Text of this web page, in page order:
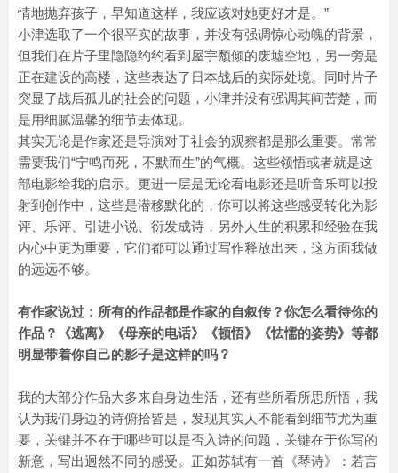
情地抛弃孩子，早知道这样，我应该对她更好才是。”
小津选取了一个很平实的故事，并没有强调惊心动魄的背景，
但我们在片子里隐隐约约看到屋宇颓倾的废墟空地，另一旁是
正在建设的高楼，这些表达了日本战后的实际处境。同时片子
突显了战后孤儿的社会的问题，小津并没有强调其间苦楚，而
是用细腻温馨的细节去体现。
其实无论是作家还是导演对于社会的观察都是那么重要。常常
需要我们“宁鸣而死，不默而生”的气概。这些领悟或者就是这
部电影给我的启示。更进一层是无论看电影还是听音乐可以投
射到创作中，这些是潜移默化的，你可以将这些感受转化为影
评、乐评、引进小说、衍发成诗，另外人生的积累和经验在我
内心中更为重要，它们都可以通过写作释放出来，这方面我做
的远远不够。
有作家说过：所有的作品都是作家的自叙传？你怎么看待你的
作品？《逃离》《母亲的电话》《顿悟》《怯懦的姿势》等都
明显带着你自己的影子是这样的吗？
我的大部分作品大多来自身边生活，还有些所看所思所悟，我
认为我们身边的诗俯拾皆是，发现其实人不能看到细节尤为重
要，关键并不在于哪些可以是否入诗的问题，关键在于你写的
新意，写出迥然不同的感受。正如苏轼有一首《琴诗》：若言